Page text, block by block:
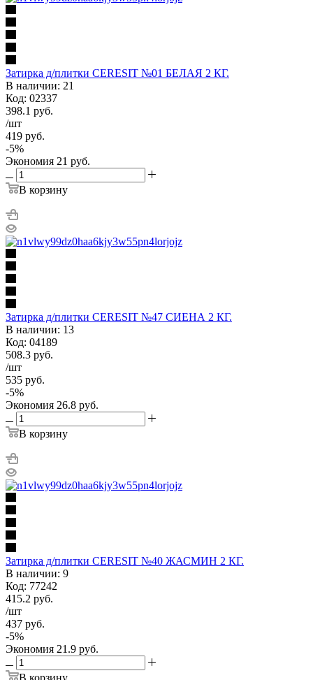
Затирка д/плитки CERESIT №01 БЕЛАЯ 2 КГ.
В наличии: 21
Код: 02337
398.1 руб.
/шт
419 руб.
-5%
Экономия 21 руб.
В корзину
Затирка д/плитки CERESIT №47 СИЕНА 2 КГ.
В наличии: 13
Код: 04189
508.3 руб.
/шт
535 руб.
-5%
Экономия 26.8 руб.
В корзину
Затирка д/плитки CERESIT №40 ЖАСМИН 2 КГ.
В наличии: 9
Код: 77242
415.2 руб.
/шт
437 руб.
-5%
Экономия 21.9 руб.
В корзину